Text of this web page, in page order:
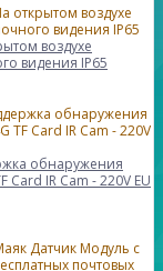
воздухе
видения IP65
обнаружения
IR Cam - 220V EU